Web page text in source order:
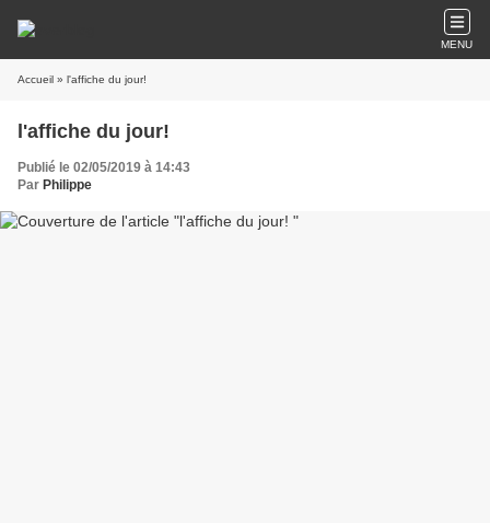
MENU
Accueil » l'affiche du jour!
l'affiche du jour!
Publié le 02/05/2019 à 14:43
Par Philippe